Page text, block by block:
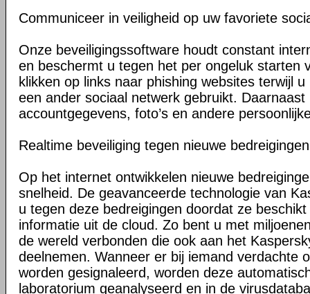
Communiceer in veiligheid op uw favoriete
Onze beveiligingssoftware houdt constant
en beschermt u tegen het per ongeluk starten
klikken op links naar phishing websites terwijl
een ander sociaal netwerk gebruikt. Daarnaast
accountgegevens, foto’s en andere
Realtime beveiliging tegen nieuwe bedreigingen
Op het internet ontwikkelen nieuwe
snelheid. De geavanceerde technologie van
u tegen deze bedreigingen doordat ze
informatie uit de cloud. Zo bent u met
de wereld verbonden die ook aan het
deelnemen. Wanneer er bij iemand verdachte
worden gesignaleerd, worden deze
laboratorium geanalyseerd en in de